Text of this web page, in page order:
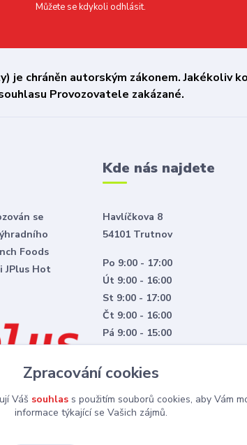
Můžete se kdykoli odhlásit.
chráněn autorským zákonem. Jakékoliv
Provozovatele zakázané.
se
Foods
JPlus Hot
Kde nás najdete
Havlíčkova 8
54101 Trutnov
Po 9:00 - 17:00
Út 9:00 - 16:00
St 9:00 - 17:00
Čt 9:00 - 16:00
Pá 9:00 - 15:00
Zpracování cookies
Váš souhlass použitím souborů cookies, aby Vám
informace týkající se Vašich zájmů.